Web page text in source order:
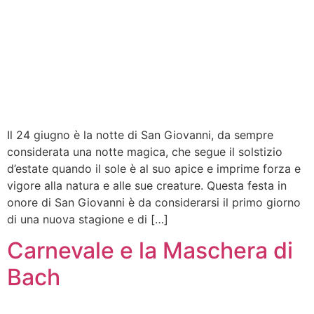
Il 24 giugno è la notte di San Giovanni, da sempre
considerata una notte magica, che segue il solstizio
d’estate quando il sole è al suo apice e imprime forza e
vigore alla natura e alle sue creature. Questa festa in
onore di San Giovanni è da considerarsi il primo giorno
di una nuova stagione e di […]
Carnevale e la Maschera di
Bach